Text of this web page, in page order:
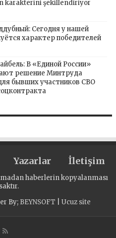
karakterini şekillendiriyor
Сегодня у нашей
характер победителей
В «Единой России»
решение Минтруда
бывших участников СВО
Yazarlar İletişim
haberlerin kopyalanması
By; BEYNSOFT Ucuz site